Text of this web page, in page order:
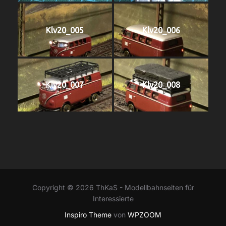
Klv20_005 Klv20_006
Klv20_007 Klv20_008
Copyright © 2026 ThKaS - Modellbahnseiten für
Interessierte
Inspiro Theme von WPZOOM